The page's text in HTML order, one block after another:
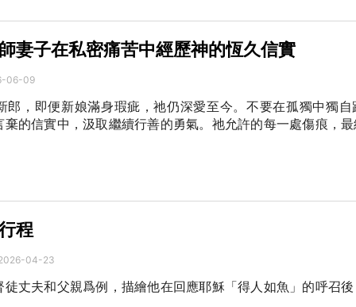
妻子在私密痛苦中經歷神的恆久信實
06-09
郎，即便新娘滿身瑕疵，祂仍深愛至今。不要在孤獨中獨
的信實中，汲取繼續行善的勇氣。祂允許的每一處傷痕，
程
04-23
丈夫和父親爲例，描繪他在回應耶穌「得人如魚」的呼召